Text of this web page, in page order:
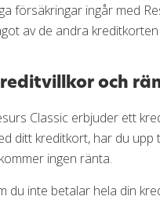
försäkringar ingår med
av de andra
och
Classic erbjuder ett
ditt kreditkort, har du upp
ingen ränta.
du inte betalar hela din